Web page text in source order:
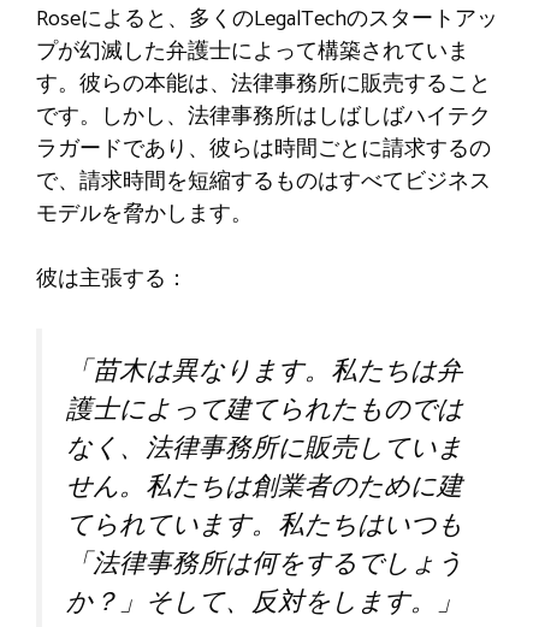
Roseによると、多くのLegalTechのスタートアッ
プが幻滅した弁護士によって構築されていま
す。彼らの本能は、法律事務所に販売すること
です。しかし、法律事務所はしばしばハイテク
ラガードであり、彼らは時間ごとに請求するの
で、請求時間を短縮するものはすべてビジネス
モデルを脅かします。
彼は主張する：
「苗木は異なります。私たちは弁
護士によって建てられたものでは
なく、法律事務所に販売していま
せん。私たちは創業者のために建
てられています。私たちはいつも
「法律事務所は何をするでしょう
か？」そして、反対をします。」